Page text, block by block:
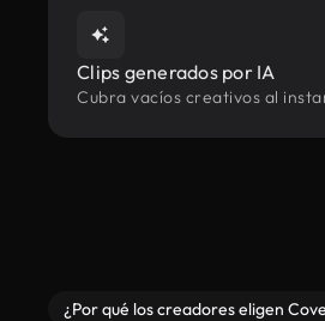
Clips generados por IA
Cubra vacíos creativos al
¿Por qué los creadores eligen